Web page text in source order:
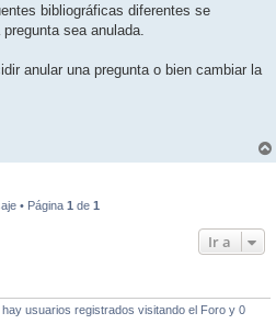
bibliográficas diferentes se
sea anulada.
anular una pregunta o bien cambiar la
• Página 1 de 1
Ir a
usuarios registrados visitando el Foro y 0